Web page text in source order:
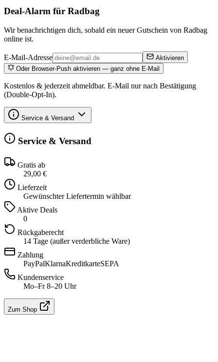
Deal-Alarm für Radbag
Wir benachrichtigen dich, sobald ein neuer Gutschein von Radbag
online ist.
E-Mail-Adresse
Aktivieren
Oder Browser-Push aktivieren — ganz ohne E-Mail
Kostenlos & jederzeit abmeldbar. E-Mail nur nach Bestätigung
(Double-Opt-In).
Service & Versand
Service & Versand
Gratis ab
29,00 €
Lieferzeit
Gewünschter Liefertermin wählbar
Aktive Deals
0
Rückgaberecht
14 Tage (außer verderbliche Ware)
Zahlung
PayPalKlarnaKreditkarteSEPA
Kundenservice
Mo–Fr 8–20 Uhr
Zum Shop